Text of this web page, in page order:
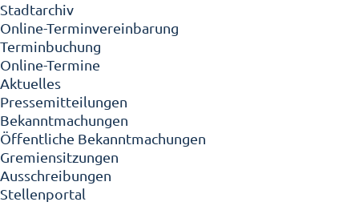
Stadtarchiv
Online-Terminvereinbarung
Terminbuchung
Online-Termine
Aktuelles
Pressemitteilungen
Bekanntmachungen
Öffentliche Bekanntmachungen
Gremiensitzungen
Ausschreibungen
Stellenportal